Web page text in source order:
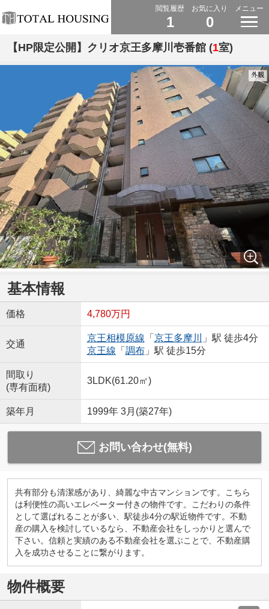
閲覧履歴
1
お気に入り
0
メニュー
【HP限定公開】クリオ京王多摩川壱番館 (1室)
基本情報
価格 4,780万円
交通
京王相模原線 「 京王多摩川
」駅 徒歩4分
京王線 「 調布」駅 徒歩15分
間取り
(専有面積)
3LDK(61.20㎡)
築年月 1999年 3月(築27年)
お問い合わせ(無料)
共有部分も清潔感があり、綺麗な中古マンションです。こちら
は利便性の高いエレベーター付きの物件です。こだわりの条件
として選ばれることが多い、駅徒歩4分の駅近物件です。不動
産の購入を検討しているなら、不動産会社をしっかりと選んで
下さい。信頼と実績のある不動産会社を選ぶことで、不動産購
入を成功させることに繋がります。
物件概要